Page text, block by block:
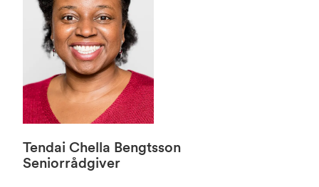
Tendai Chella Bengtsson
Seniorrådgiver